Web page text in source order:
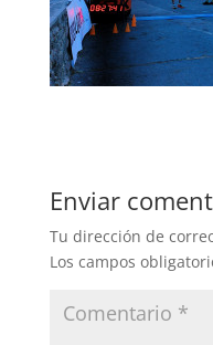
Enviar
Tu dirección de
Los campos